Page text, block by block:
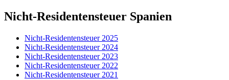
Nicht-Residentensteuer Spanien
Nicht-Residentensteuer 2025
Nicht-Residentensteuer 2024
Nicht-Residentensteuer 2023
Nicht-Residentensteuer 2022
Nicht-Residentensteuer 2021